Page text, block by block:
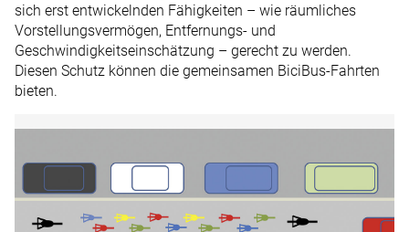
sich erst entwickelnden Fähigkeiten – wie räumliches
Vorstellungsvermögen, Entfernungs- und
Geschwindigkeitseinschätzung – gerecht zu werden.
Diesen Schutz können die gemeinsamen BiciBus-Fahrten
bieten.